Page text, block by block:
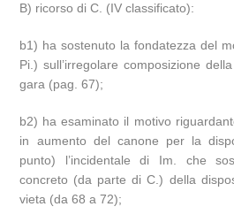
B) ricorso di C. (IV classificato):
b1) ha sostenuto la fondatezza del
Pi.) sull’irregolare composizione
gara (pag. 67);
b2) ha esaminato il motivo
in aumento del canone per la
punto) l’incidentale di Im. che
concreto (da parte di C.) della
vieta (da 68 a 72);